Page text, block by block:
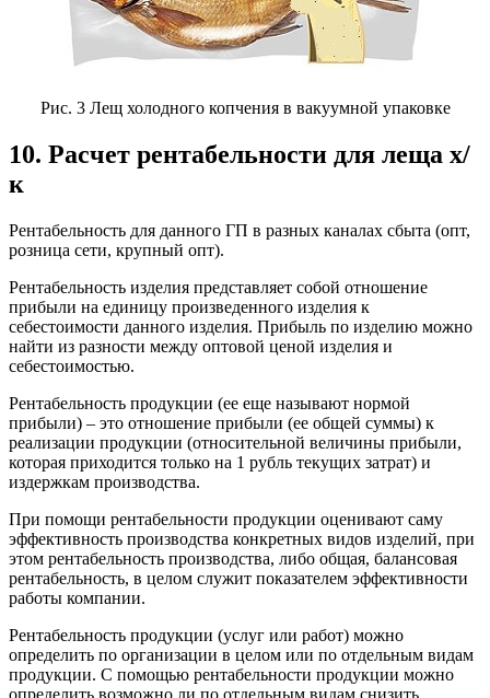
Рис. 3 Лещ холодного копчения в вакуумной упаковке
10. Расчет рентабельности для леща х/
к
Рентабельность для данного ГП в разных каналах сбыта (опт,
розница сети, крупный опт).
Рентабельность изделия представляет собой отношение
прибыли на единицу произведенного изделия к
себестоимости данного изделия. Прибыль по изделию можно
найти из разности между оптовой ценой изделия и
себестоимостью.
Рентабельность продукции (ее еще называют нормой
прибыли) – это отношение прибыли (ее общей суммы) к
реализации продукции (относительной величины прибыли,
которая приходится только на 1 рубль текущих затрат) и
издержкам производства.
При помощи рентабельности продукции оценивают саму
эффективность производства конкретных видов изделий, при
этом рентабельность производства, либо общая, балансовая
рентабельность, в целом служит показателем эффективности
работы компании.
Рентабельность продукции (услуг или работ) можно
определить по организации в целом или по отдельным видам
продукции. С помощью рентабельности продукции можно
определить возможно ли по отдельным видам снизить